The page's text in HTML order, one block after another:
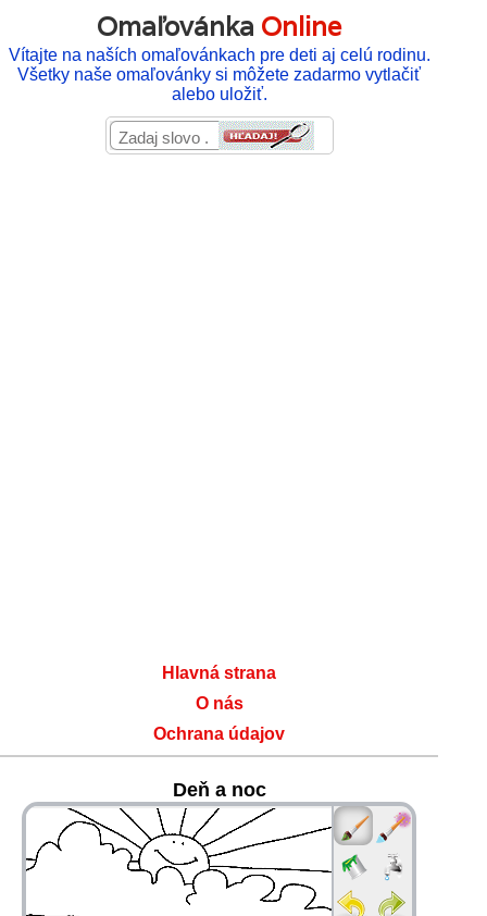
Omaľovánka Online
Vítajte na naších omaľovánkach pre deti aj celú rodinu.
Všetky naše omaľovánky si môžete zadarmo vytlačiť
alebo uložiť.
Hlavná strana
O nás
Ochrana údajov
Deň a noc